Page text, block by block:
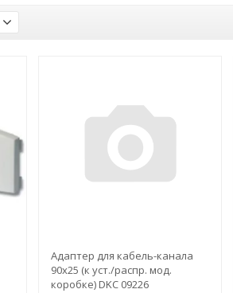
Адаптер для кабель-канала
90х25 (к уст./распр. мод.
коробке) DKC 09226